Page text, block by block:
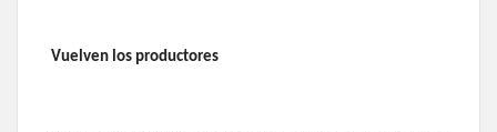
Vuelven los productores